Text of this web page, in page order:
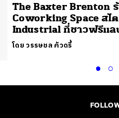
The Baxter Brenton
Coworking Space สไ
Industrial ที่ชาวฟรีแล
โดย วรรษชล คัวดรี้